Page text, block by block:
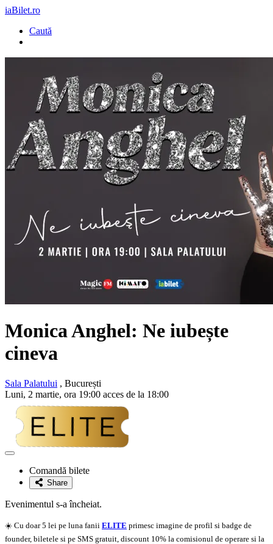
iaBilet.ro
Caută
Monica Anghel: Ne iubește
cineva
Sala Palatului , București
Luni, 2 martie, ora 19:00 acces de la 18:00
Adaugă
favoriteComandă bilete
Share
Evenimentul s-a încheiat.
☀️ Cu doar 5 lei pe luna fanii ELITE primesc imagine de profil si badge de
founder, biletele si pe SMS gratuit, discount 10% la comisionul de operare si la